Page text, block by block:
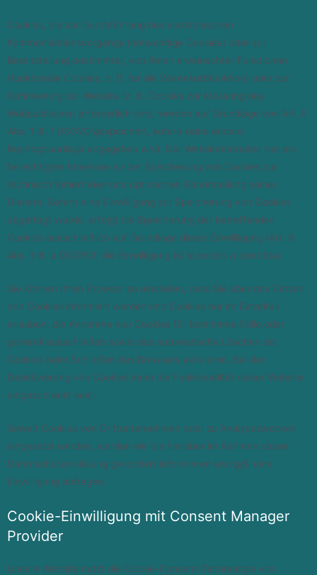
Cookies, die zur Durchführung des elektronischen
Kommunikationsvorgangs (notwendige Cookies) oder zur
Bereitstellung bestimmter, von Ihnen erwünschter Funktionen
(funktionale Cookies, z. B. für die Warenkorbfunktion) oder zur
Optimierung der Website (z. B. Cookies zur Messung des
Webpublikums) erforderlich sind, werden auf Grundlage von Art. 6
Abs. 1 lit. f DSGVO gespeichert, sofern keine andere
Rechtsgrundlage angegeben wird. Der Websitebetreiber hat ein
berechtigtes Interesse an der Speicherung von Cookies zur
technisch fehlerfreien und optimierten Bereitstellung seiner
Dienste. Sofern eine Einwilligung zur Speicherung von Cookies
abgefragt wurde, erfolgt die Speicherung der betreffenden
Cookies ausschließlich auf Grundlage dieser Einwilligung (Art. 6
Abs. 1 lit. a DSGVO); die Einwilligung ist jederzeit widerrufbar.
Sie können Ihren Browser so einstellen, dass Sie über das Setzen
von Cookies informiert werden und Cookies nur im Einzelfall
erlauben, die Annahme von Cookies für bestimmte Fälle oder
generell ausschließen sowie das automatische Löschen der
Cookies beim Schließen des Browsers aktivieren. Bei der
Deaktivierung von Cookies kann die Funktionalität dieser Website
eingeschränkt sein.
Soweit Cookies von Drittunternehmen oder zu Analysezwecken
eingesetzt werden, werden wir Sie hierüber im Rahmen dieser
Datenschutzerklärung gesondert informieren und ggf. eine
Einwilligung abfragen.
Cookie-Einwilligung mit Consent Manager
Provider
Unsere Website nutzt die Cookie-Consent-Technologie von